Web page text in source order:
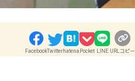
FacebookTwitterhatena Pocket LINE URLコピー